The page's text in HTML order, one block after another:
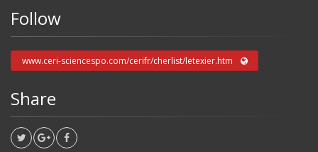
Follow
www.ceri-sciencespo.com/cerifr/cherlist/letexier.htm
Share